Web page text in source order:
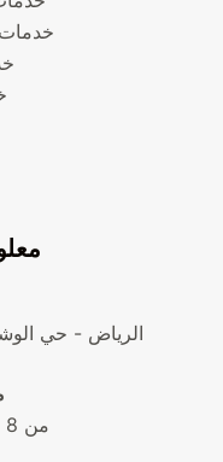
الرياض - حي
من 8 صباحًا - 10 مساءًا